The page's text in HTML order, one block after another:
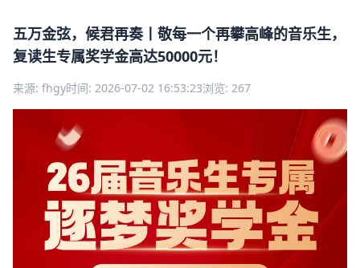
五万金弦，候君再奏丨敬每一个再攀高峰的音乐生，
复读生专属奖学金高达50000元！
来源: fhgy时间: 2026-07-02 16:53:23浏览: 267